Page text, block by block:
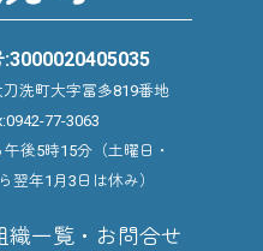
洗町大字冨多819番地
77-3063
後5時15分（土曜日・
翌年1月3日は休み）
織一覧・お問合せ